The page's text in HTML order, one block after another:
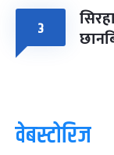
३
वेबस्टोरिज